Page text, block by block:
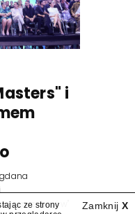
i
przebojów"
Zamknij X
ze strony